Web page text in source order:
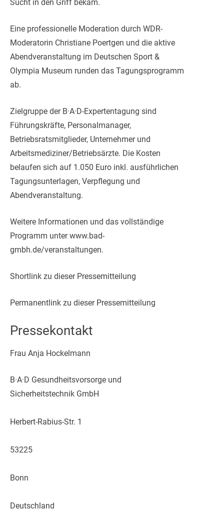
Sucht in den Griff bekam.
Eine professionelle Moderation durch WDR-
Moderatorin Christiane Poertgen und die aktive
Abendveranstaltung im Deutschen Sport &
Olympia Museum runden das Tagungsprogramm
ab.
Zielgruppe der B·A·D-Expertentagung sind
Führungskräfte, Personalmanager,
Betriebsratsmitglieder, Unternehmer und
Arbeitsmediziner/Betriebsärzte. Die Kosten
belaufen sich auf 1.050 Euro inkl. ausführlichen
Tagungsunterlagen, Verpflegung und
Abendveranstaltung.
Weitere Informationen und das vollständige
Programm unter www.bad-
gmbh.de/veranstaltungen.
Shortlink zu dieser Pressemitteilung
Permanentlink zu dieser Pressemitteilung
Pressekontakt
Frau Anja Hockelmann
B·A·D Gesundheitsvorsorge und
Sicherheitstechnik GmbH
Herbert-Rabius-Str. 1
53225
Bonn
Deutschland